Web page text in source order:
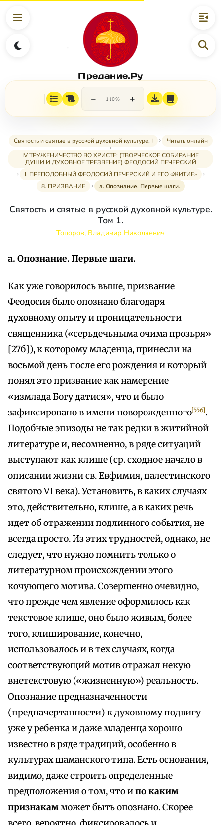
Предание.Ру
− 110% +
Святость и святые в русской духовной культуре, I
Читать онлайн
IV ТРУЖЕНИЧЕСТВО ВО ХРИСТЕ: (ТВОРЧЕСКОЕ СОБИРАНИЕ
ДУШИ И ДУХОВНОЕ ТРЕЗВЕНИЕ) ФЕОДОСИЙ ПЕЧЕРСКИЙ
I. ПРЕПОДОБНЫЙ ФЕОДОСИЙ ПЕЧЕРСКИЙ И ЕГО «ЖИТИЕ»
8. ПРИЗВАНИЕ
а. Опознание. Первые шаги.
Святость и святые в русской духовной культуре.
Том 1.
Топоров, Владимир Николаевич
а. Опознание. Первые шаги.
Как уже говорилось выше, призвание
Феодосия было опознано благодаря
духовному опыту и проницательности
священника («серьдечьныма очима прозьря»
[27б]), к которому младенца, принесли на
восьмой день после его рождения и который
понял это призвание как намерение
«измлада Богу датися», что и было
зафиксировано в имени новорожденного[556].
Подобные эпизоды не так редки в житийной
литературе и, несомненно, в ряде ситуаций
выступают как клише (ср. сходное начало в
описании жизни св. Евфимия, палестинского
святого VI века). Установить, в каких случаях
это, действительно, клише, а в каких речь
идет об отражении подлинного события, не
всегда просто. Из этих трудностей, однако, не
следует, что нужно помнить только о
литературном происхождении этого
кочующего мотива. Совершенно очевидно,
что прежде чем явление оформилось как
текстовое клише, оно было живым, более
того, клиширование, конечно,
использовалось и в тех случаях, когда
соответствующий мотив отражал некую
внетекстовую («жизненную») реальность.
Опознание предназначенности
(предначертанности) к духовному подвигу
уже у ребенка и даже младенца хорошо
известно в ряде традиций, особенно в
культурах шаманского типа. Есть основания,
видимо, даже строить определенные
предположения о том, что ипо каким
признакамможет быть опознано. Скорее